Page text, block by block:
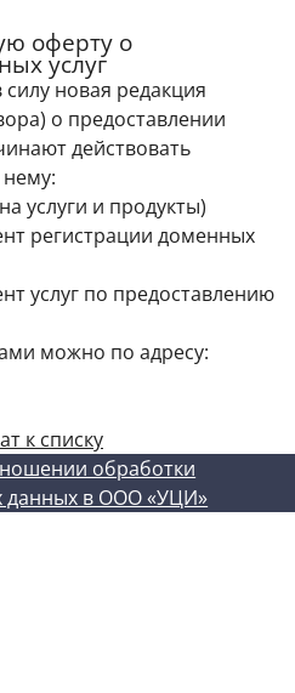
оферту о
услуг
силу новая редакция
о предоставлении
действовать
услуги и продукты)
регистрации доменных
услуг по предоставлению
можно по адресу:
к списку
обработки
данных в ООО «УЦИ»